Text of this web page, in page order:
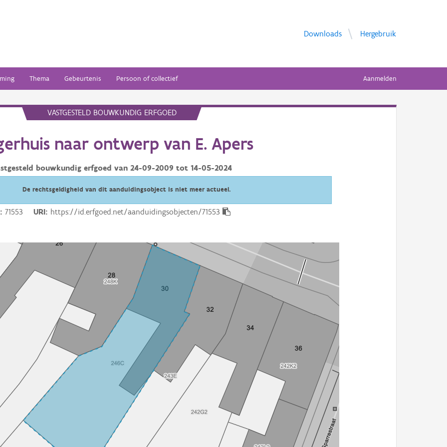
Downloads Hergebruik
Thema Gebeurtenis Persoon of collectief Aanmelden
VASTGESTELD BOUWKUNDIG ERFGOED
naar ontwerp van E. Apers
bouwkundig erfgoed van 24-09-2009 tot 14-05-2024
De rechtsgeldigheid van dit aanduidingsobject is niet meer actueel.
71553 URI https://id.erfgoed.net/aanduidingsobjecten/71553